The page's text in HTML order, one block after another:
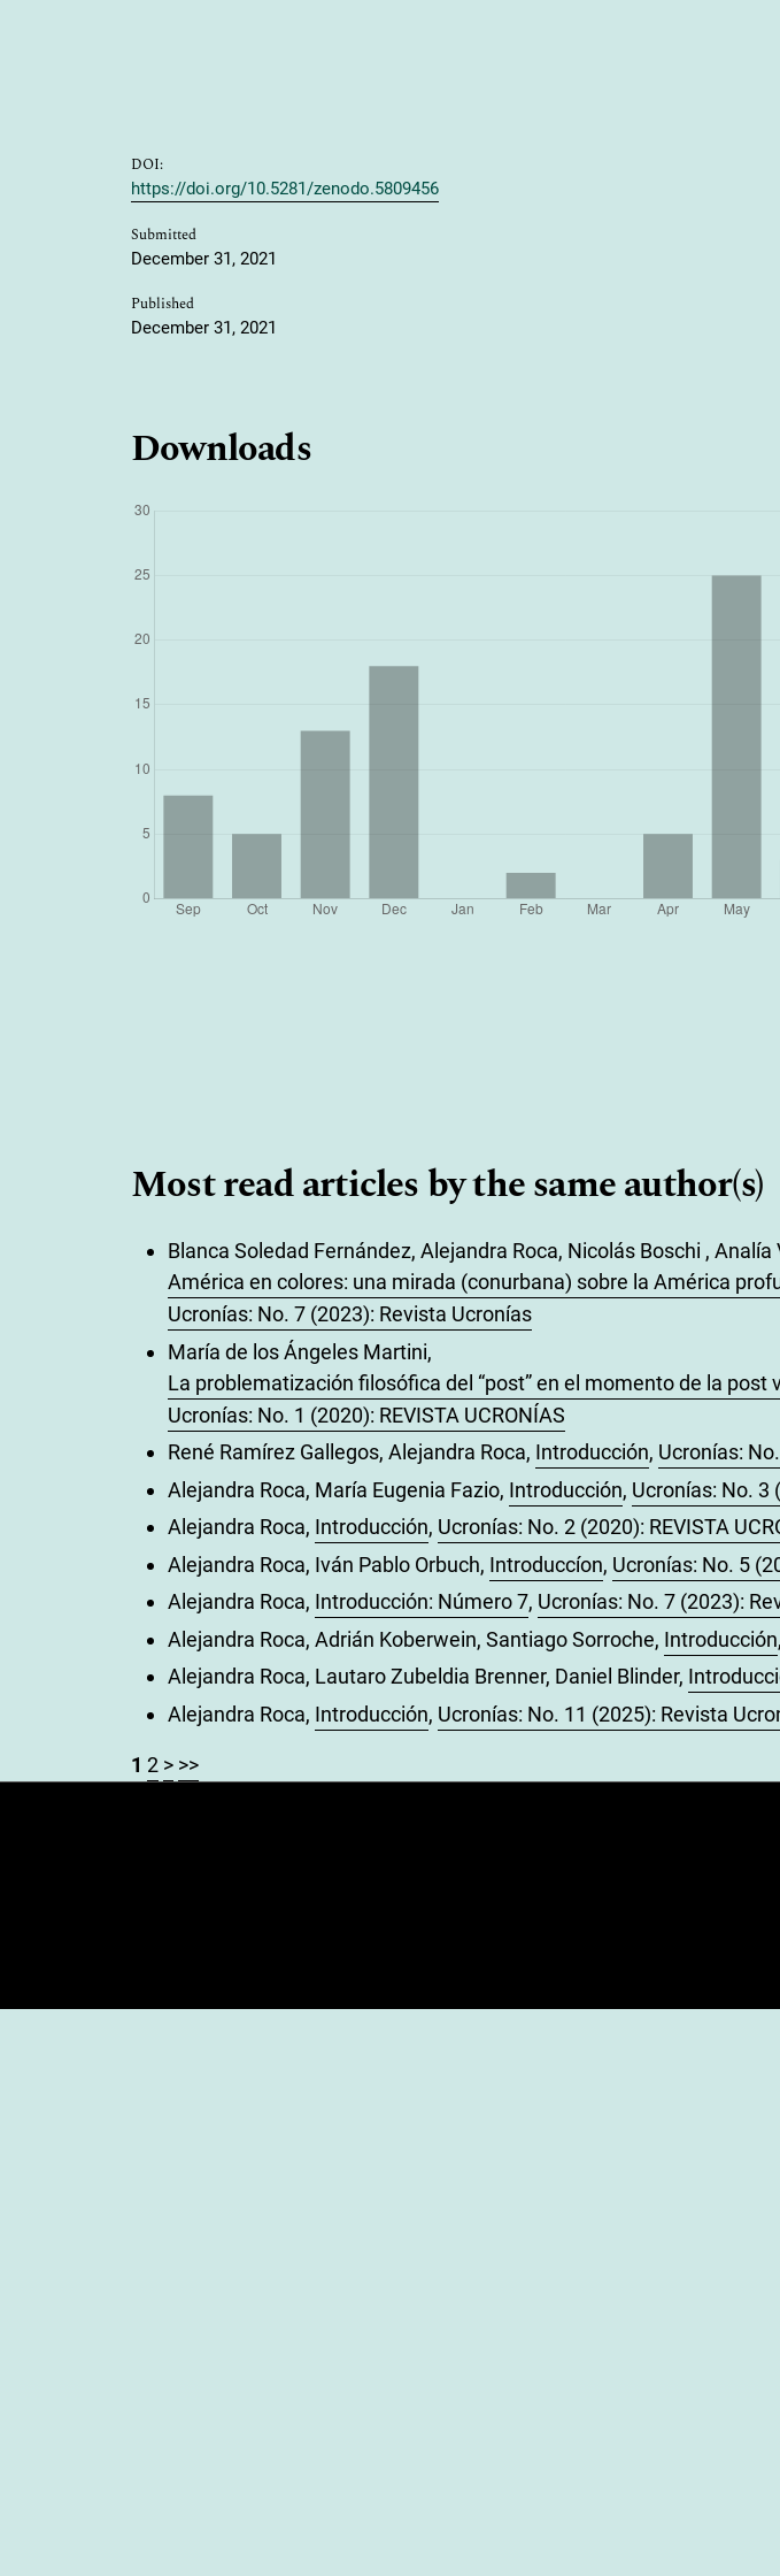
DOI:
https://doi.org/10.5281/zenodo.5809456
Submitted
December 31, 2021
Published
December 31, 2021
Downloads
Most read articles by the same author(s)
Blanca Soledad Fernández, Alejandra Roca, Nicolás Boschi , Analía
América en colores: una mirada (conurbana) sobre la América
Ucronías: No. 7 (2023): Revista Ucronías
María de los Ángeles Martini,
La problematización filosófica del “post” en el momento de la
Ucronías: No. 1 (2020): REVISTA UCRONÍAS
René Ramírez Gallegos, Alejandra Roca, Introducción, Ucronías:
Alejandra Roca, María Eugenia Fazio, Introducción, Ucronías: No. 3
Alejandra Roca, Introducción, Ucronías: No. 2 (2020): REVISTA
Alejandra Roca, Iván Pablo Orbuch, Introduccíon, Ucronías: No. 5
Alejandra Roca, Introducción: Número 7, Ucronías: No. 7 (2023):
Alejandra Roca, Adrián Koberwein, Santiago Sorroche, Introducción,
Alejandra Roca, Lautaro Zubeldia Brenner, Daniel Blinder,
Alejandra Roca, Introducción, Ucronías: No. 11 (2025): Revista
1 2 > >>